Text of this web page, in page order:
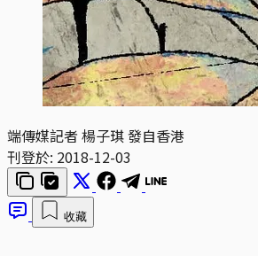
端傳媒記者 楊子琪 發自香港
刊登於: 2018-12-03
收藏